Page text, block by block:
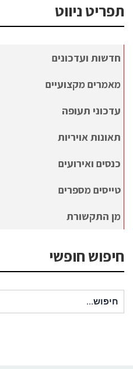
תפריט ניווט
חדשות ועדכונים
מאמרים מקצועיים
עדכוני תעופה
תאונות אויריות
כנסים ואירועים
טייסים מספרים
מן התקשורת
חיפוש חופשי